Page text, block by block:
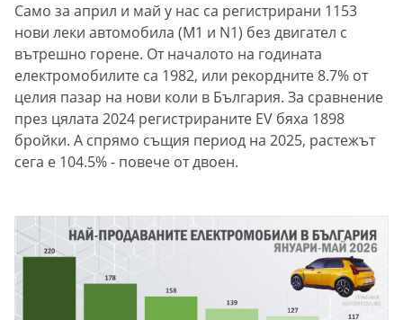
Само за април и май у нас са регистрирани 1153
нови леки автомобила (M1 и N1) без двигател с
вътрешно горене. От началото на годината
електромобилите са 1982, или рекордните 8.7% от
целия пазар на нови коли в България. За сравнение
през цялата 2024 регистрираните EV бяха 1898
бройки. А спрямо същия период на 2025, растежът
сега е 104.5% - повече от двоен.